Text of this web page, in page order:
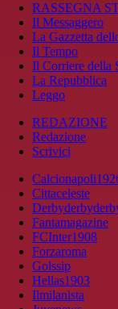
RASSEGNA
Il Messaggero
La Gazzetta
Il Tempo
Il Corriere della
La Repubblica
Leggo
REDAZIONE
Redazione
Scrivici
Cittaceleste
Fantamagazine
FCInter1908
Forzaroma
Golssip
Hellas1903
Ilmilanista